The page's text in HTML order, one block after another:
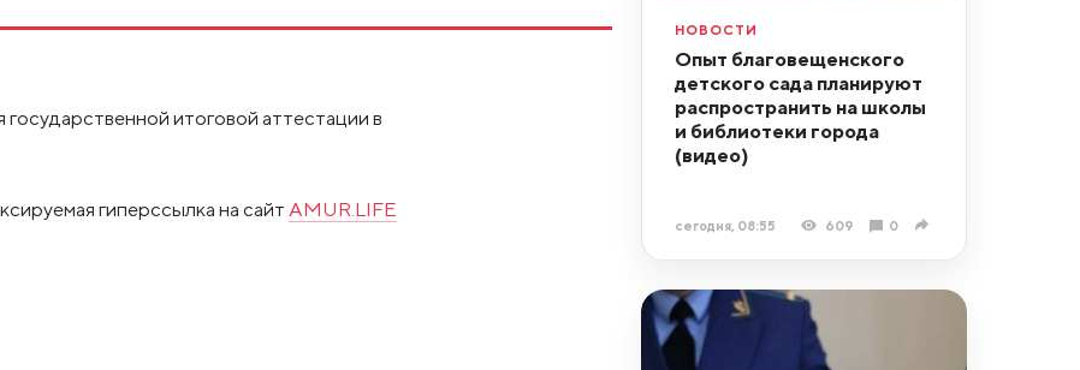
итоговой аттестации в
гиперссылка на сайт AMUR.LIFE
НОВОСТИ
Опыт благовещенского
детского сада планируют
распространить на школы
и библиотеки города
(видео)
сегодня, 08:55 609 0